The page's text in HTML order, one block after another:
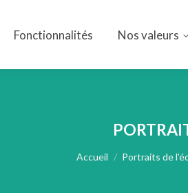
Fonctionnalités Nos valeurs
Vous êtes ici :
Accueil Portraits de